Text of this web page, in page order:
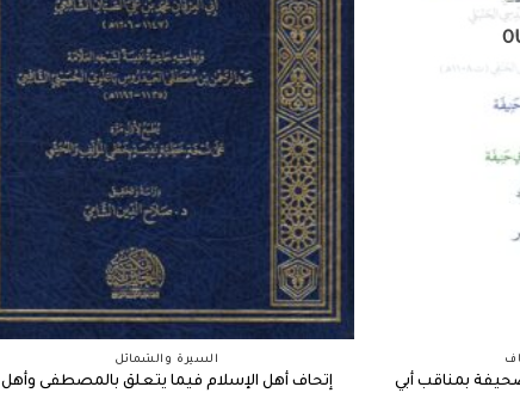
السيرة والشمائل
إتحاف أهل الإسلام فيما يتعلق بالمصطفى وأهل
بمناقب أبي